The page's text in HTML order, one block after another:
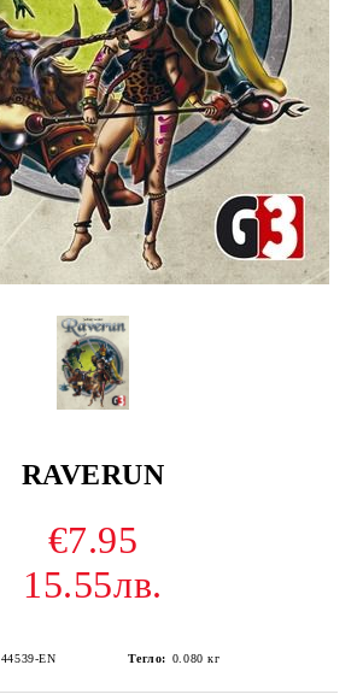
RAVERUN
€7.95
15.55лв.
44539-EN Тегло: 0.080 кг